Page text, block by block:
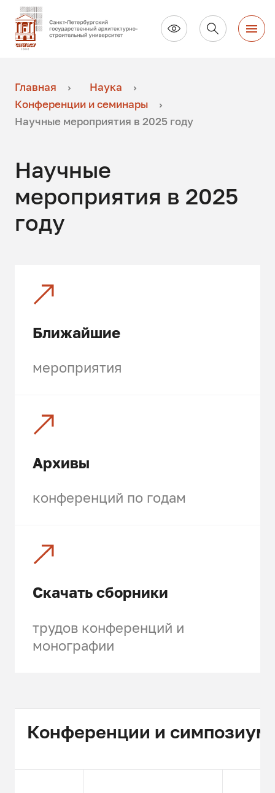
Главная
Наука
Конференции и семинары
Научные мероприятия в 2025 году
Научные
мероприятия в 2025
году
Ближайшие
мероприятия
Архивы
конференций по годам
Скачать сборники
трудов конференций и
монографии
Конференции и